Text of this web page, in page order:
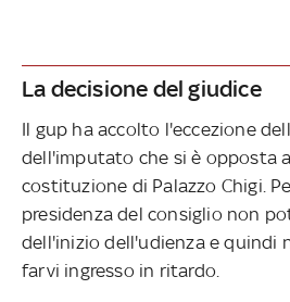
La decisione del giudice
Il gup ha accolto l'eccezione
dell'imputato che si è opposta
costituzione di Palazzo Chigi.
presidenza del consiglio non
dell'inizio dell'udienza e quindi
farvi ingresso in ritardo.